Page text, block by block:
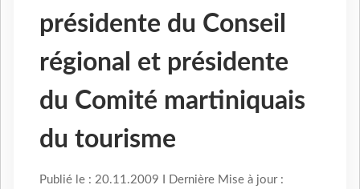
présidente du Conseil
régional et présidente
du Comité martiniquais
du tourisme
Publié le : 20.11.2009 I Dernière Mise à jour :